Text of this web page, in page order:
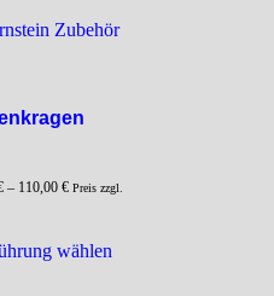
Zubehör
– 110,00 € Preis zzgl.
wählen
Produkt